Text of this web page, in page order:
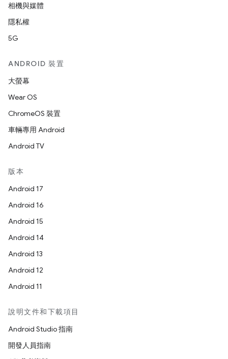
相機與媒體
隱私權
5G
ANDROID 裝置
大螢幕
Wear OS
ChromeOS 裝置
車輛專用 Android
Android TV
版本
Android 17
Android 16
Android 15
Android 14
Android 13
Android 12
Android 11
說明文件和下載項目
Android Studio 指南
開發人員指南